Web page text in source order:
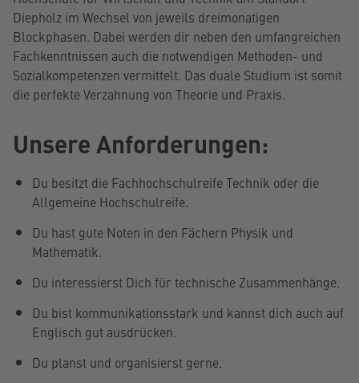
Diepholz im Wechsel von jeweils dreimonatigen
Blockphasen. Dabei werden dir neben den umfangreichen
Fachkenntnissen auch die notwendigen Methoden- und
Sozialkompetenzen vermittelt. Das duale Studium ist somit
die perfekte Verzahnung von Theorie und Praxis.
Unsere Anforderungen:
Du besitzt die Fachhochschulreife Technik oder die
Allgemeine Hochschulreife.
Du hast gute Noten in den Fächern Physik und
Mathematik.
Du interessierst Dich für technische Zusammenhänge.
Du bist kommunikationsstark und kannst dich auch auf
Englisch gut ausdrücken.
Du planst und organisierst gerne.